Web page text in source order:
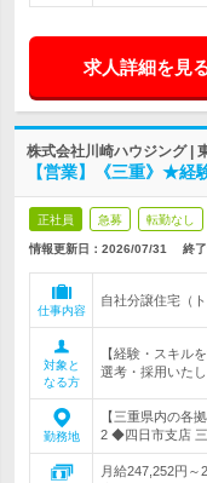
求人詳細を見
株式会社川崎ハウジング |
【営業】《三重》★経
正社員 急募 転勤なし
情報更新日：2026/07/31 終
仕事内容
自社分譲住宅（
対象と
なる方
【経験・スキル
選考・採用いたし
勤務地
【三重県内の各
2 ◆四日市支店
月給247,252円